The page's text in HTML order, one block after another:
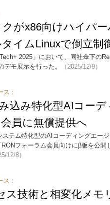
がx86向けハイパ
イムLinuxで倒立制
2025」において、同社傘下の
モ展示を行った。
（2025/12/9）
ス：
込み特化型AIコー
員に無償提供へ
テム特化型のAIコーディングエー
フォーラム会員向けにβ版を公
12/8）
ス：
ス技術と相変化メモ